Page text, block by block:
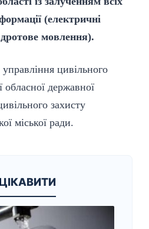
(електричні
мовлення).
цивільного
обласної державної
захисту
міської ради.